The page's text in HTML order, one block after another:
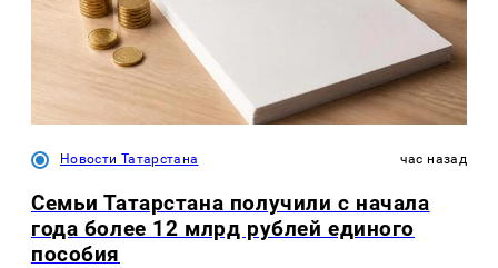
Новости Татарстана час назад
Семьи Татарстана получили с начала
года более 12 млрд рублей единого
пособия